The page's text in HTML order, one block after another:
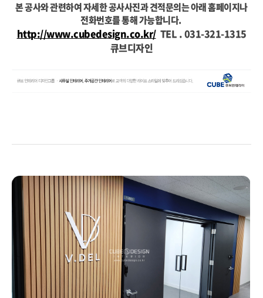
본 공사와 관련하여 자세한 공사사진과 견적문의는 아래 홈페이지나
전화번호를 통해 가능합니다.
http://www.cubedesign.co.kr/TEL . 031-321-1315
큐브디자인
테라타워인테리어ㆍ용인 서천 기흥테라타워 실내 인테리어
Posted on 2021년 1월 1일by CUBEDESIGN